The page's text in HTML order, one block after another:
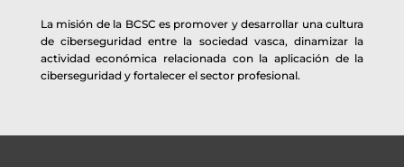
La misión de la BCSC es promover y desarrollar una cultura
de ciberseguridad entre la sociedad vasca, dinamizar la
actividad económica relacionada con la aplicación de la
ciberseguridad y fortalecer el sector profesional.